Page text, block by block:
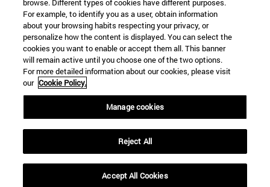
browse. Different types of cookies have different purposes.
For example, to identify you as a user, obtain information
about your browsing habits respecting your privacy, or
personalize how the content is displayed. You can select the
cookies you want to enable or accept them all. This banner
will remain active until you choose one of the two options.
For more detailed information about our cookies, please visit
our Cookie Policy.
Manage cookies
Reject All
Accept All Cookies